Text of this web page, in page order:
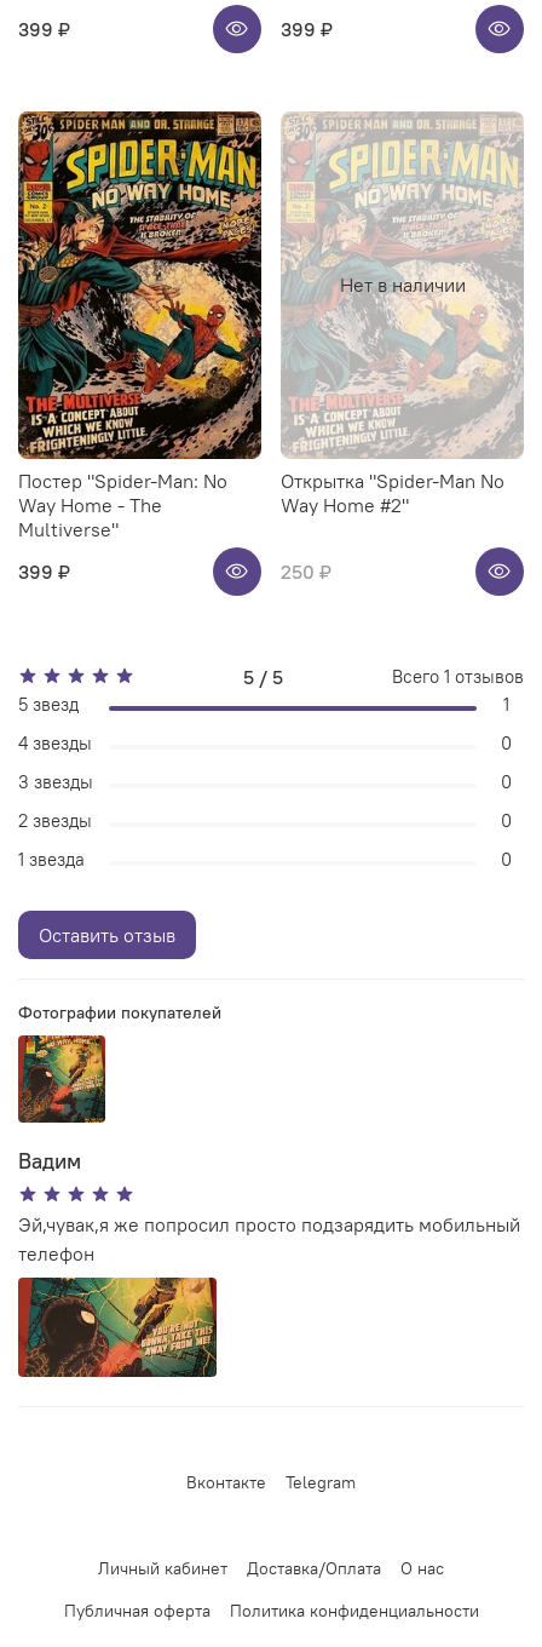
399 ₽
399 ₽
Постер "Spider-Man: No
Way Home - The
Multiverse"
399 ₽
Нет в наличии
Открытка "Spider-Man No
Way Home #2"
250 ₽
Фотографии покупателей
Вадим
Эй,чувак,я же попросил просто подзарядить мобильный
телефон
5 / 5 Всего 1 отзывов
5 звезд
1
4 звезды
0
3 звезды
0
2 звезды
0
1 звезда
0
Оставить отзыв
Вконтакте Telegram
Личный кабинет Доставка/Оплата
О нас
Публичная оферта
Политика конфиденциальности